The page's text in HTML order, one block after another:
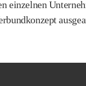
einzelnen